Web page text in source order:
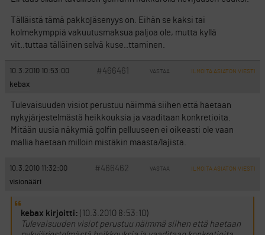
Tälläistä tämä pakkojäsenyys on. Eihän se kaksi tai
kolmekymppiä vakuutusmaksua paljoa ole, mutta kyllä
vit..tuttaa tälläinen selvä kuse..ttaminen.
10.3.2010 10:53:00 #466461 VASTAA ILMOITA ASIATON VIESTI
kebax
Tulevaisuuden visiot perustuu näimmä siihen että haetaan
nykyjärjestelmästä heikkouksia ja vaaditaan konkretioita.
Mitään uusia näkymiä golfin pelluuseen ei oikeasti ole vaan
mallia haetaan milloin mistäkin maasta/lajista.
10.3.2010 11:32:00 #466462 VASTAA ILMOITA ASIATON VIESTI
visionääri
kebax kirjoitti: (10.3.2010 8:53:10)
Tulevaisuuden visiot perustuu näimmä siihen että haetaan